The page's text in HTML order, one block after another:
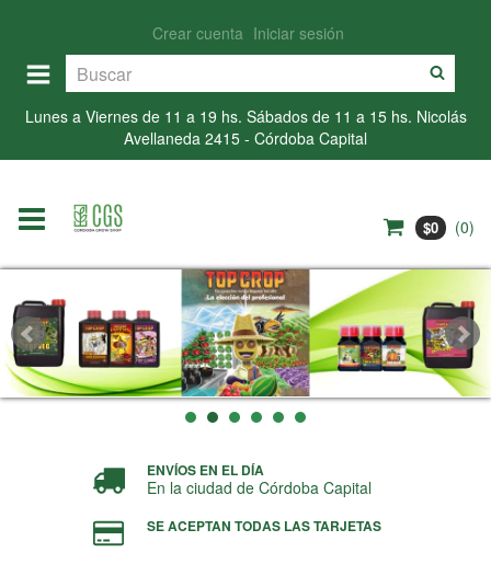
Crear cuenta Iniciar sesión
Lunes a Viernes de 11 a 19 hs. Sábados de 11 a 15 hs. Nicolás
Avellaneda 2415 - Córdoba Capital
(0)
$0
ENVÍOS EN EL DÍA
En la ciudad de Córdoba Capital
SE ACEPTAN TODAS LAS TARJETAS